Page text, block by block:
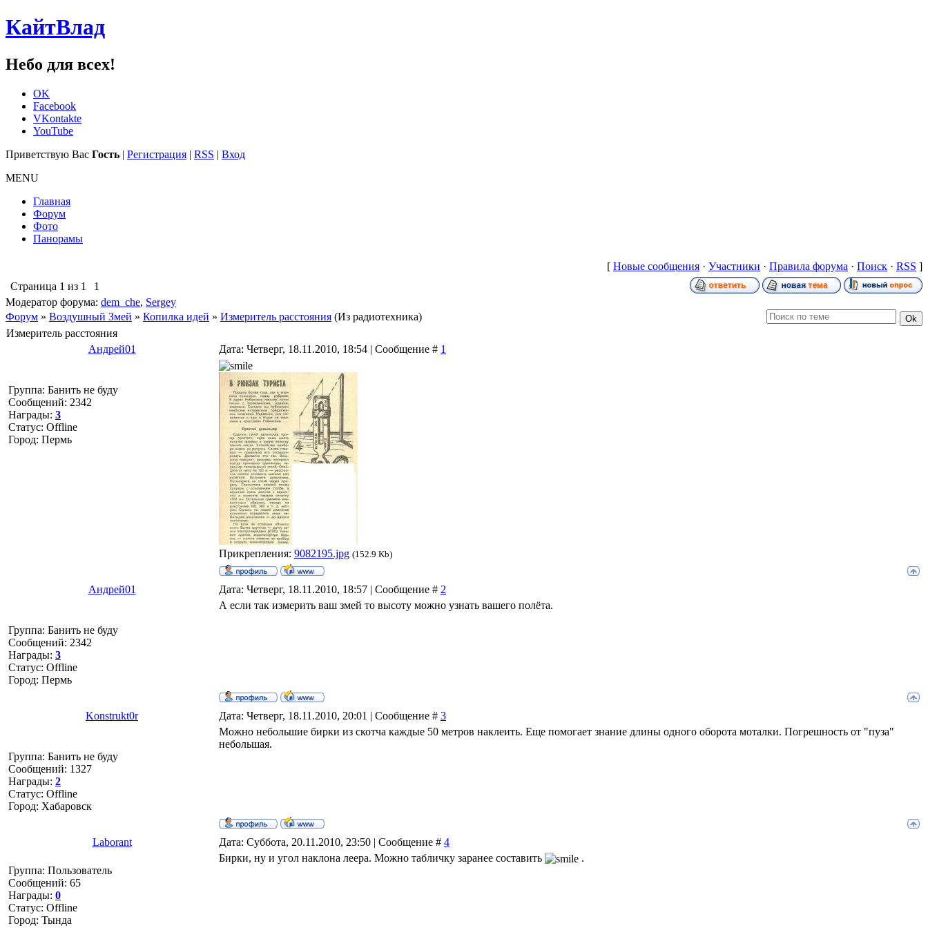
КайтВлад
Небо для всех!
OK
Facebook
VKontakte
YouTube
Приветствую Вас Гость | Регистрация | RSS | Вход
MENU
Главная
Форум
Фото
Панорамы
[ Новые сообщения · Участники · Правила форума · Поиск · RSS ]
Страница 1 из 1
1
Модератор форума: dem_che, Sergey
Форум » Воздушный Змей » Копилка идей » Измеритель расстояния (Из радиотехника)
Измеритель расстояния
Андрей01
Дата: Четверг, 18.11.2010, 18:54 | Сообщение # 1
Группа: Банить не буду
Сообщений: 2342
Награды: 3
Статус: Offline
Город: Пермь
Прикрепления: 9082195.jpg (152.9 Kb)
Андрей01 Дата: Четверг, 18.11.2010, 18:57 | Сообщение # 2
Группа: Банить не буду
Сообщений: 2342
Награды: 3
Статус: Offline
Город: Пермь
А если так измерить ваш змей то высоту можно узнать вашего полёта.
Konstrukt0r Дата: Четверг, 18.11.2010, 20:01 | Сообщение # 3
Группа: Банить не буду
Сообщений: 1327
Награды: 2
Статус: Offline
Город: Хабаровск
Можно небольшие бирки из скотча каждые 50 метров наклеить. Еще помогает знание длины одного оборота моталки. Погрешность от "пуза"
небольшая.
Laborant Дата: Суббота, 20.11.2010, 23:50 | Сообщение # 4
Группа: Пользователь
Сообщений: 65
Награды: 0
Статус: Offline
Город: Тында
Бирки, ну и угол наклона леера. Можно табличку заранее составить .